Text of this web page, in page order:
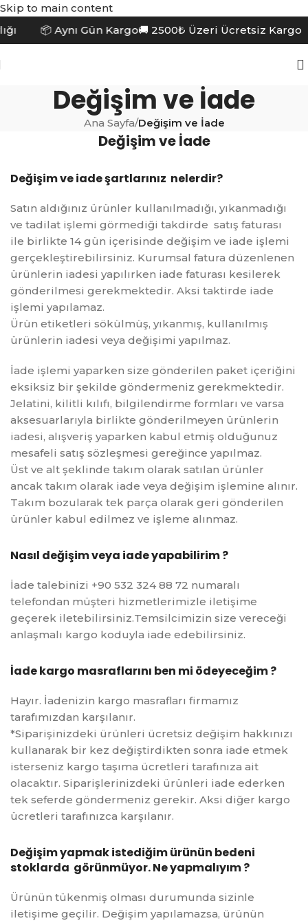
Skip to main content
📦 Aynı Gün Kargo🚚 2500₺ Üzeri Ücretsiz
Değişim ve İade
Ana Sayfa/Değişim ve İade
Değişim ve İade
Değişim ve iade şartlarınız nelerdir?
Satın aldığınız ürünler kullanılmadığı, yıkanmadığı
ve tadilat işlemi görmediği takdirde satış faturası
ile birlikte 14 gün içerisinde değişim ve iade işlemi
gerçekleştirebilirsiniz. Kurumsal fatura düzenlenen
ürünlerin iadesi yapılırken iade faturası kesilerek
gönderilmesi gerekmektedir. Aksi taktirde iade
işlemi yapılamaz.
Ürün etiketleri sökülmüş, yıkanmış, kullanılmış
ürünlerin iadesi veya değişimi yapılmaz.
İade işlemi yaparken size gönderilen paket içeriğini
eksiksiz bir şekilde göndermeniz gerekmektedir.
Jelatini, kilitli kılıfı, bilgilendirme formları ve varsa
aksesuarlarıyla birlikte gönderilmeyen ürünlerin
iadesi, alışveriş yaparken kabul etmiş olduğunuz
mesafeli satış sözleşmesi gereğince yapılmaz.
Üst ve alt şeklinde takım olarak satılan ürünler
ancak takım olarak iade veya değişim işlemine alınır.
Takım bozularak tek parça olarak geri gönderilen
ürünler kabul edilmez ve işleme alınmaz.
Nasıl değişim veya iade yapabilirim ?
İade talebinizi +90 532 324 88 72 numaralı
telefondan müşteri hizmetlerimizle iletişime
geçerek iletebilirsiniz.Temsilcimizin size vereceği
anlaşmalı kargo koduyla iade edebilirsiniz.
İade kargo masraflarını ben mi ödeyeceğim ?
Hayır. İadenizin kargo masrafları firmamız
tarafımızdan karşılanır.
*Siparişinizdeki ürünleri ücretsiz değişim hakkınızı
kullanarak bir kez değiştirdikten sonra iade etmek
isterseniz kargo taşıma ücretleri tarafınıza ait
olacaktır. Siparişlerinizdeki ürünleri iade ederken
tek seferde göndermeniz gerekir. Aksi diğer kargo
ücretleri tarafınızca karşılanır.
Değişim yapmak istediğim ürünün bedeni
stoklarda görünmüyor. Ne yapmalıyım ?
Ürünün tükenmiş olması durumunda sizinle
iletişime geçilir. Değişim yapılamazsa, ürünün